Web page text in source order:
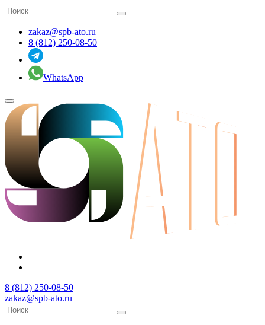
zakaz@spb-ato.ru
8 (812) 250-08-50
WhatsApp
8 (812) 250-08-50
zakaz@spb-ato.ru